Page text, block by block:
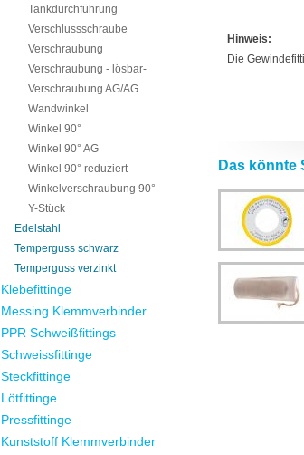
Hinweis:
Die
Das könnte
Tankdurchführung
Verschlussschraube
Verschraubung
Verschraubung - lösbar-
Verschraubung AG/AG
Wandwinkel
Winkel 90°
Winkel 90° AG
Winkel 90° reduziert
Winkelverschraubung 90°
Y-Stück
Edelstahl
Temperguss schwarz
Temperguss verzinkt
Klebefittinge
Messing Klemmverbinder
PPR Schweißfittings
Schweissfittinge
Steckfittinge
Lötfittinge
Pressfittinge
Kunststoff Klemmverbinder